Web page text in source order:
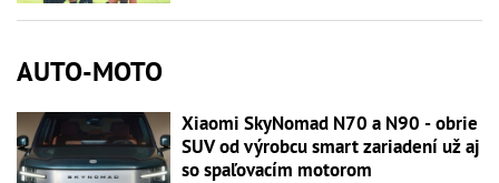
AUTO-MOTO
Xiaomi SkyNomad N70 a N90 - obrie
SUV od výrobcu smart zariadení už aj
so spaľovacím motorom